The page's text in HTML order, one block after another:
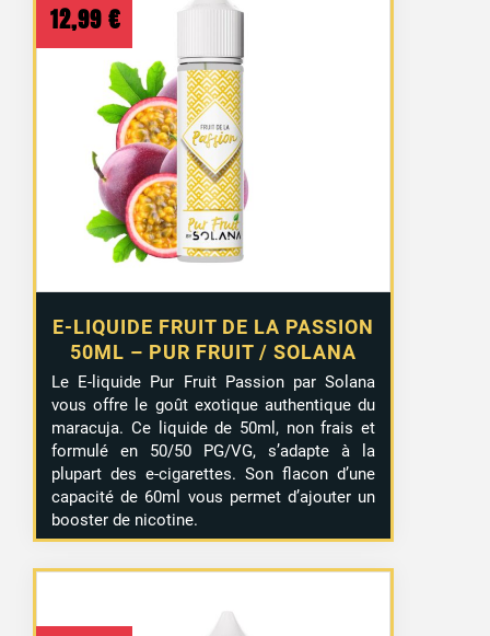
E-LIQUIDE FRUIT DE LA PASSION
50ML – PUR FRUIT / SOLANA
12,99 €
Le E-liquide Pur Fruit Passion par Solana
vous offre le goût exotique authentique du
maracuja. Ce liquide de 50ml, non frais et
formulé en 50/50 PG/VG, s’adapte à la
plupart des e-cigarettes. Son flacon d’une
capacité de 60ml vous permet d’ajouter un
booster de nicotine.